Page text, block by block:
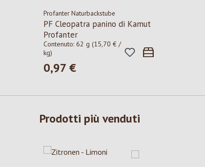
Profanter Naturbackstube
PF Cleopatra panino di Kamut
Profanter
Contenuto: 62 g (15,70 € /
kg)
Prezzo normale:
0,97 €
Prodotti più venduti